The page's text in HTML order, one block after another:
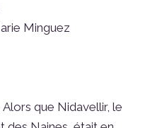
Minguez
Alors que Nidavellir, le